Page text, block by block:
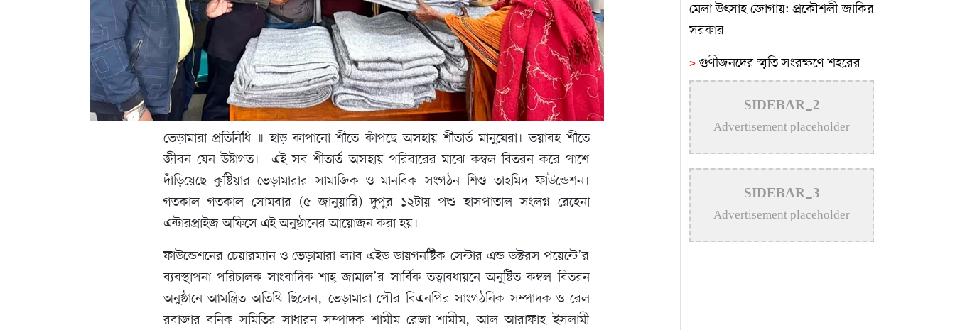
ভেড়ামারা প্রতিনিধি ॥ হাড় কাপানো শীতে কাঁপছে অসহায় শীতার্ত মানুষেরা। ভয়াবহ শীতে
জীবন যেন উষ্টাগত। এই সব শীতার্ত অসহায় পরিবারের মাঝে কম্বল বিতরন করে পাশে
দাঁড়িয়েছে কুষ্টিয়ার ভেড়ামারার সামাজিক ও মানবিক সংগঠন শিশু তাহমিদ ফাউন্ডেশন।
গতকাল গতকাল সোমবার (৫ জানুয়ারি) দুপুর ১২টায় পশু হাসপাতাল সংলগ্ন রেহেনা
এন্টারপ্রাইজ অফিসে এই অনুষ্ঠানের আয়োজন করা হয়।
ফাউন্ডেশনের চেয়ারম্যান ও ভেড়ামারা ল্যাব এইড ডায়গনষ্টিক সেন্টার এন্ড ডক্টরস পয়েন্টে’র
ব্যবস্থাপনা পরিচালক সাংবাদিক শাহ্ জামাল’র সার্বিক তত্বাবধায়নে অনুষ্টিত কম্বল বিতরন
অনুষ্ঠানে আমন্ত্রিত অতিথি ছিলেন, ভেড়ামারা পৌর বিএনপির সাংগঠনিক সম্পাদক ও রেল
রবাজার বনিক সমিতির সাধারন সম্পাদক শামীম রেজা শামীম, আল আরাফাহ ইসলামী
মেলা উৎসাহ জোগায়: প্রকৌশলী জাকির
সরকার
> গুণীজনদের স্মৃতি সংরক্ষণে শহরের
আইল্যান্ড গার্ডেনের নামকরণে আলোচনা
সভা
>
পাটিকাবাড়ীতে ট্যাপেন্টাডল
ট্যাবলেটসহ দুই ব্যক্তি আটক
>
কুষ্টিয়ায় টাপেন্টাডল ও গাঁজাসহ ৩
মাদক কারবারির সাজা
>কুষ্টিয়ায় শিশু কল্যাণ কমিটির প্রথম
SIDEBAR_2
Advertisement placeholder
SIDEBAR_3
Advertisement placeholder